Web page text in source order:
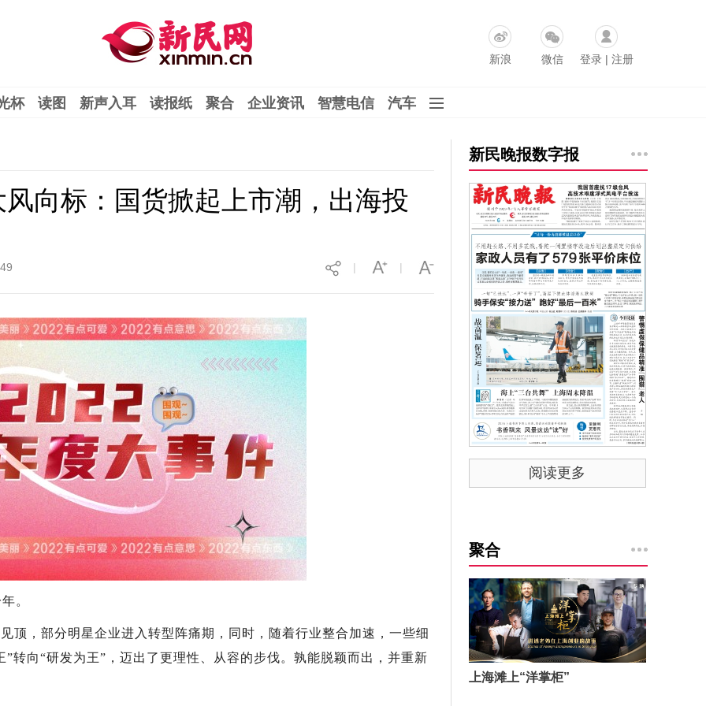
新浪 微信 登录| 注册
杯 读图 新声入耳 读报纸 聚合 企业资讯 智慧电信 汽车
向标：国货掀起上市潮，出海投
|
|
。
，部分明星企业进入转型阵痛期，同时，随着行业整合加速，一些细
转向“研发为王”，迈出了更理性、从容的步伐。孰能脱颖而出，并重新
新民晚报数字报
阅读更多
聚合
上海滩上“洋掌柜”